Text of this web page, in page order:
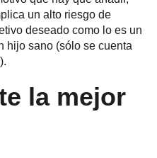
un alto riesgo de
deseado como lo es un
hijo sano (sólo se cuenta
la mejor